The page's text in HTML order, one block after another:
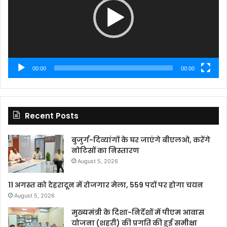
00:00 00:00
Recent Posts
बुजुर्ग-दिव्यांगों के घर जाएंगे बीएलओ, करेंगे
नोटिसों का निस्तारण
August 5, 2026
11 अगस्त को देहरादून में रोजगार मेला, 559 पदों पर होगा चयन
August 5, 2026
मुख्यमंत्री के दिशा-निर्देशों में पीएम आवास
योजना (शहरी) की प्रगति की हुई समीक्षा